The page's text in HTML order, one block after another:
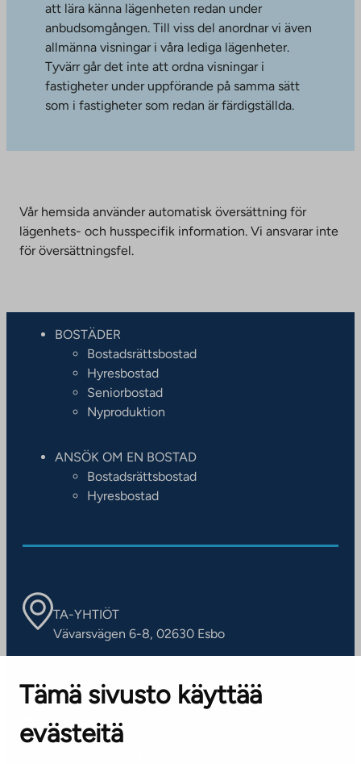
Tämä sivusto käyttää
evästeitä
att lära känna lägenheten redan under
anbudsomgången. Till viss del anordnar vi även
allmänna visningar i våra lediga lägenheter.
Tyvärr går det inte att ordna visningar i
fastigheter under uppförande på samma sätt
som i fastigheter som redan är färdigställda.
Vår hemsida använder automatisk översättning för
lägenhets- och husspecifik information. Vi ansvarar inte
för översättningsfel.
BOSTÄDER
Bostadsrättsbostad
Hyresbostad
Seniorbostad
Nyproduktion
ANSÖK OM EN BOSTAD
Bostadsrättsbostad
Hyresbostad
TA-YHTIÖT
Vävarsvägen 6-8, 02630 Esbo
Kontaktinformation
KUNDSERVICE